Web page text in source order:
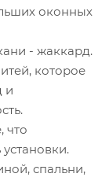
оконных
- жаккард.
которое
и
что
спальни,